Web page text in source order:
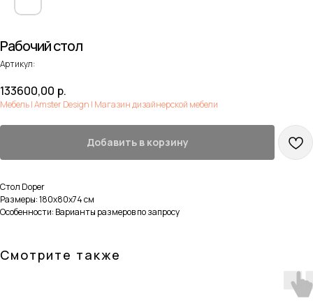
Рабочий стол
Артикул:
133600,00 р.
Мебель | Amster Design | Магазин дизайнерской мебели
Добавить в корзину
Стол Doper
Размеры: 180х80х74 см
Особенности: Варианты размеров по запросу
Смотрите также